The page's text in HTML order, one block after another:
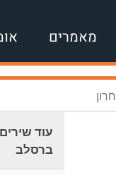
מאמרים
עוד
ברסלב